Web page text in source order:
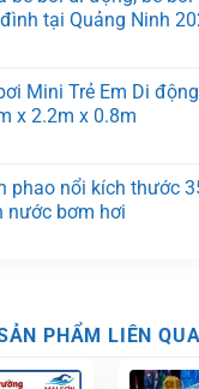
tại Quảng Ninh
Mini Trẻ Em Di
x 2.2m x 0.8m
phao nổi kích thước
nước bơm hơi
PHẨM LIÊN